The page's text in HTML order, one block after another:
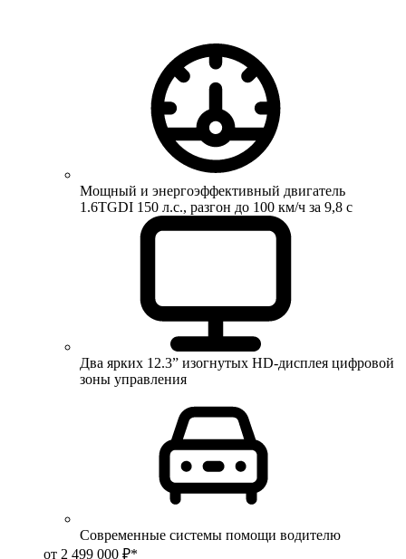
Мощный и энергоэффективный двигатель
1.6TGDI 150 л.с., разгон до 100 км/ч за 9,8 с
Два ярких 12.3” изогнутых HD-дисплея цифровой
зоны управления
Современные системы помощи водителю
от 2 499 000 ₽*